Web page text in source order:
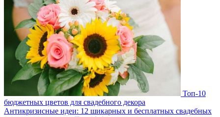
Топ-10
бюджетных цветов для свадебного декора
Антикризисные идеи: 12 шикарных и бесплатных свадебных